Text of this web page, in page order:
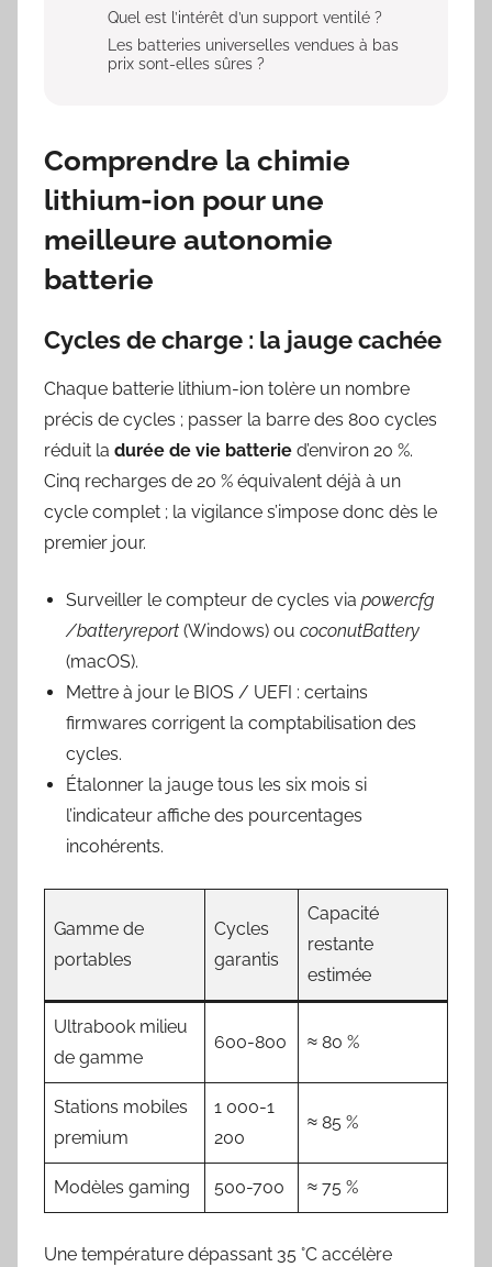
Quel est l’intérêt d’un support ventilé ?
Les batteries universelles vendues à bas
prix sont-elles sûres ?
Comprendre la chimie
lithium-ion pour une
meilleure autonomie
batterie
Cycles de charge : la jauge cachée
Chaque batterie lithium-ion tolère un nombre
précis de cycles ; passer la barre des 800 cycles
réduit la durée de vie batterie d’environ 20 %.
Cinq recharges de 20 % équivalent déjà à un
cycle complet ; la vigilance s’impose donc dès le
premier jour.
Surveiller le compteur de cycles via powercfg
/batteryreport (Windows) ou coconutBattery
(macOS).
Mettre à jour le BIOS / UEFI : certains
firmwares corrigent la comptabilisation des
cycles.
Étalonner la jauge tous les six mois si
l’indicateur affiche des pourcentages
incohérents.
Gamme de
portables
Cycles
garantis
Capacité
restante
estimée
Ultrabook milieu
de gamme
600-800 ≈ 80 %
Stations mobiles
premium
1 000-1
200
≈ 85 %
Modèles gaming 500-700 ≈ 75 %
Une température dépassant 35 °C accélère